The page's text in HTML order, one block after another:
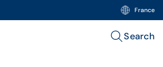
France
Search